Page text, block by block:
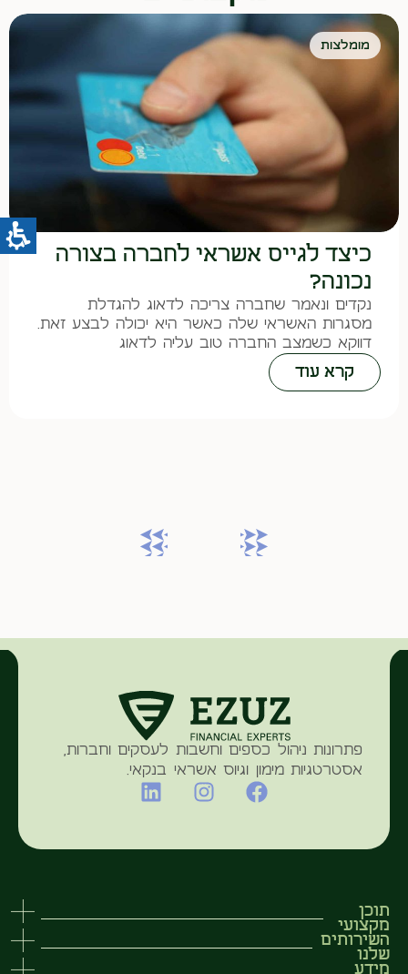
מומלצות
כיצד לגייס אשראי לחברה בצורה
נכונה?
נקדים ונאמר שחברה צריכה לדאוג להגדלת
מסגרות האשראי שלה כאשר היא יכולה לבצע זאת.
דווקא כשמצב החברה טוב עליה לדאוג
קרא עוד
פתרונות ניהול כספים וחשבות לעסקים וחברות,
אסטרטגיות מימון וגיוס אשראי בנקאי.
תוכן
מקצועי
ייעוץ עסקי בדרום
ייעוץ עסקי במרכז
השירותים
שלנו
מידע